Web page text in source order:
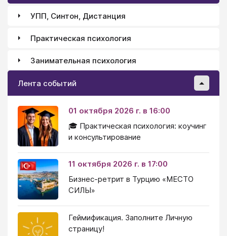
УПП, Синтон, Дистанция
Практическая психология
Занимательная психология
Лента событий
01 октября 2026 г. в 16:00
🎓 Практическая психология: коучинг
и консультирование
11 октября 2026 г. в 17:00
Бизнес-ретрит в Турцию «МЕСТО
СИЛЫ»
Геймификация. Заполните Личную
страницу!